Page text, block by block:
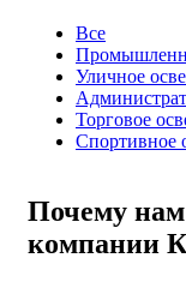
Все
Уличное
Торговое
Спортивное
Почему
компании